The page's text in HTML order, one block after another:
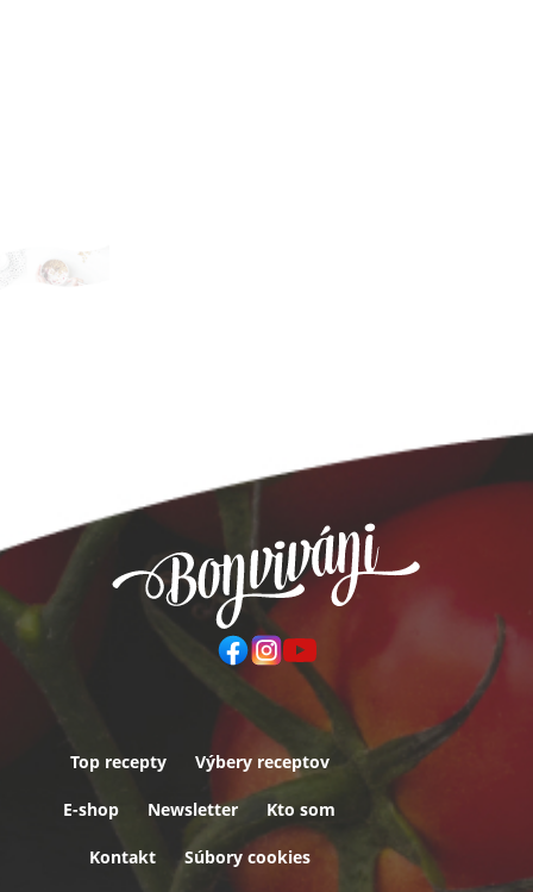
Päta
Top recepty Výbery receptov
E-shop Newsletter Kto som
Kontakt Súbory cookies